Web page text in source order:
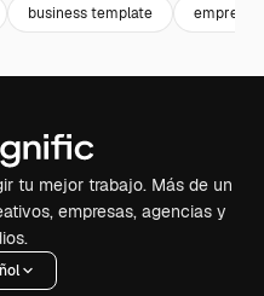
business template empresa
tu mejor trabajo. Más de un
empresas, agencias y